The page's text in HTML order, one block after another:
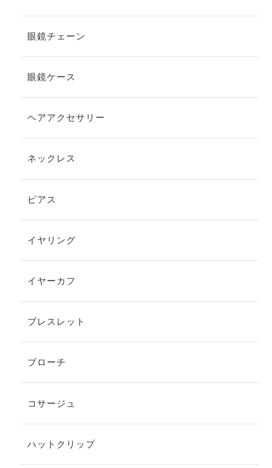
眼鏡チェーン
眼鏡ケース
ヘアアクセサリー
ネックレス
ピアス
イヤリング
イヤーカフ
ブレスレット
ブローチ
コサージュ
ハットクリップ